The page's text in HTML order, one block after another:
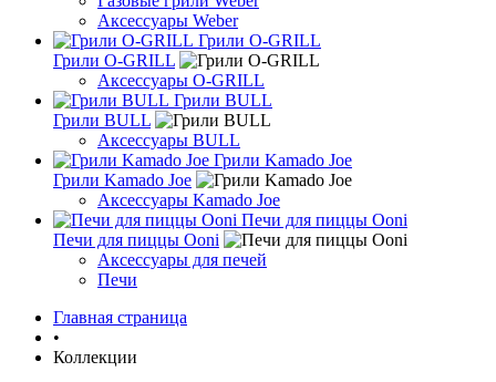
Аксессуары Weber
Грили O-GRILL
Грили O-GRILL
Аксессуары O-GRILL
Грили BULL
Грили BULL
Аксессуары BULL
Грили Kamado Joe
Грили Kamado Joe
Аксессуары Kamado Joe
Печи для пиццы Ooni
Печи для пиццы Ooni
Аксессуары для печей
Печи
Главная страница
•
Коллекции